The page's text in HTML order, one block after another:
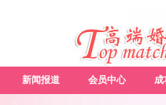
新闻报道 会员中心 成